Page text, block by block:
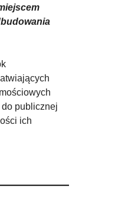
publicznej
ich